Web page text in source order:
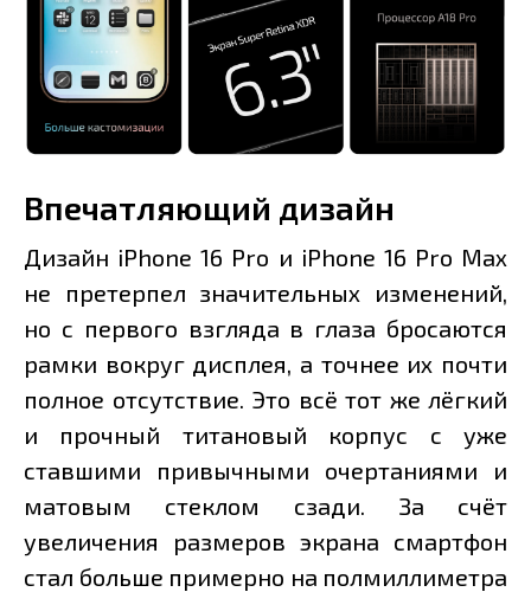
Впечатляющий дизайн
Дизайн iPhone 16 Pro и iPhone 16 Pro Max
не претерпел значительных изменений,
но с первого взгляда в глаза бросаются
рамки вокруг дисплея, а точнее их почти
полное отсутствие. Это всё тот же лёгкий
и прочный титановый корпус с уже
ставшими привычными очертаниями и
матовым стеклом сзади. За счёт
увеличения размеров экрана смартфон
стал больше примерно на полмиллиметра